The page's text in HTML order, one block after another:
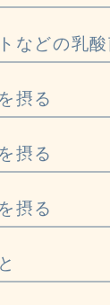
などの乳
摂る
摂る
摂る